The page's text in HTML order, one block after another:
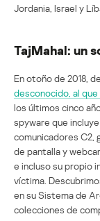
Jordania, Israel y
TajMahal: un
En otoño de 2018,
desconocido, al que
los últimos cinco
spyware que
comunicadores C2,
de pantalla y
e incluso su propio
víctima.
en su Sistema de
colecciones de